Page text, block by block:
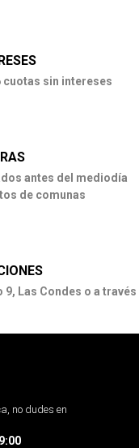
cuotas sin intereses
antes del mediodía
de comunas
Las Condes o a través
no dudes en